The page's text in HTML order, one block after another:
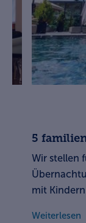
5
Wir stellen
mit
Weiterlesen